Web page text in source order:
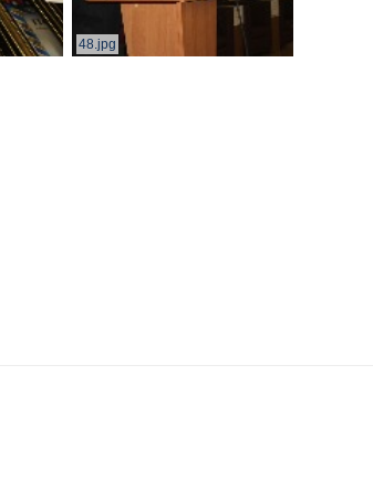
48.jpg